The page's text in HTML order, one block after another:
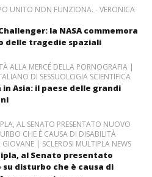
UNITO NON FUNZIONA. - VERONICA
la NASA commemora
delle tragedie spaziali
ALLA MERCÉ DELLA PORNOGRAFIA |
DI SESSUOLOGIA SCIENTIFICA
in Asia: il paese delle grandi
AL SENATO PRESENTATO NUOVO
CHE È CAUSA DI DISABILITÀ
GIOVANE | SCLEROSI MULTIPLA NEWS
al Senato presentato
disturbo che è causa di